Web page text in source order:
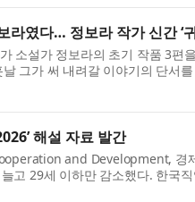
라였다… 정보라 작가 신간 ‘
소설가 정보라의 초기 작품 3편
그가 써 내려갈 이야기의 단서
해설 자료 발간
and Development, 경
고 29세 이하만 감소했다. 한국